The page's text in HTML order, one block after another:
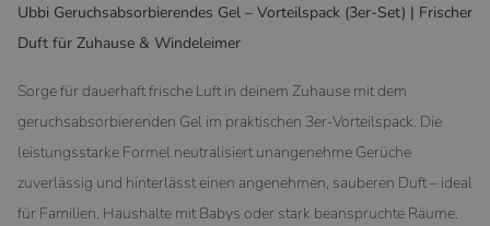
Ubbi Geruchsabsorbierendes Gel – Vorteilspack (3er-Set) | Frischer
Duft für Zuhause & Windeleimer
Sorge für dauerhaft frische Luft in deinem Zuhause mit dem
geruchsabsorbierenden Gel im praktischen 3er-Vorteilspack. Die
leistungsstarke Formel neutralisiert unangenehme Gerüche
zuverlässig und hinterlässt einen angenehmen, sauberen Duft – ideal
für Familien, Haushalte mit Babys oder stark beanspruchte Räume.